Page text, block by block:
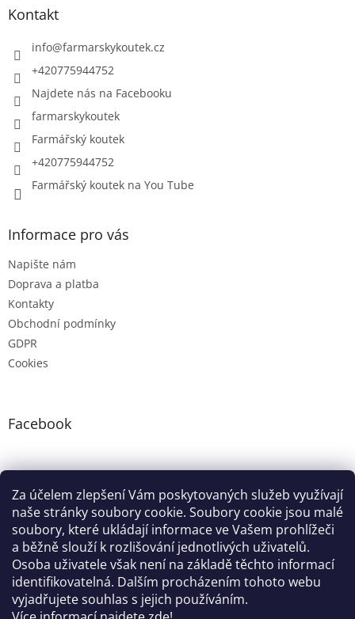
Za účelem zlepšení Vám poskytovaných služeb využívají
naše stránky soubory cookie. Soubory cookie jsou malé
soubory, které ukládají informace ve Vašem prohlížeči
a běžně slouží k rozlišování jednotlivých uživatelů.
Osoba uživatele však není na základě těchto informací
identifikovatelná. Dalším procházením tohoto webu
vyjadřujete souhlas s jejich používáním.
Kontakt
info@farmarskykoutek.cz
+420775944752
Najdete nás na Facebooku
farmarskykoutek
Farmářský koutek
+420775944752
Farmářský koutek na You Tube
Informace pro vás
Napište nám
Doprava a platba
Kontakty
Obchodní podmínky
GDPR
Cookies
Facebook
Google nákupy Zboží.cz Heureka.cz Pradelkogm